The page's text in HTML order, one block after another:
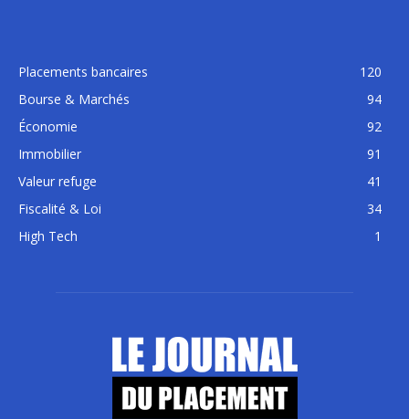
Placements bancaires
120
Bourse & Marchés
94
Économie
92
Immobilier
91
Valeur refuge
41
Fiscalité & Loi
34
High Tech
1